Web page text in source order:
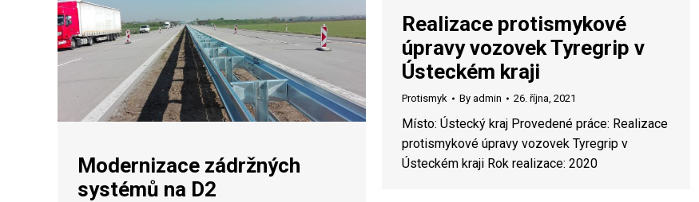
Realizace protismykové
úpravy vozovek Tyregrip v
Ústeckém kraji
Protismyk By admin 26. října, 2021
Místo: Ústecký kraj Provedené práce: Realizace
protismykové úpravy vozovek Tyregrip v
Ústeckém kraji Rok realizace: 2020
Modernizace zádržných
systémů na D2